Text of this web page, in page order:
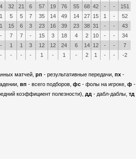
4 32 21 6 57 19 76 55 68 42 - -
151
1 5 5 7 35 14 49 14 27 15 1 -
52
1 15 6 3 23 16 39 23 38 31 - -
43
- 7 7 - 15 3 18 4 2 10 - -
34
- 1 1 3 12 12 24 6 14 12 - -
7
- - - - 1 - 1 - 2 1 - - -2
матчей, рп - результативные передачи, пх -
вп - всего подборов, фс - фолы на игроке, ф -
коэффициент полезности), дд - дабл-даблы, тд